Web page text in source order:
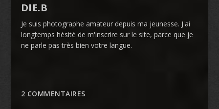
DIE.B
Je suis photographe amateur depuis ma jeunesse. J'ai
longtemps hésité de m'inscrire sur le site, parce que je
ne parle pas très bien votre langue.
2 COMMENTAIRES